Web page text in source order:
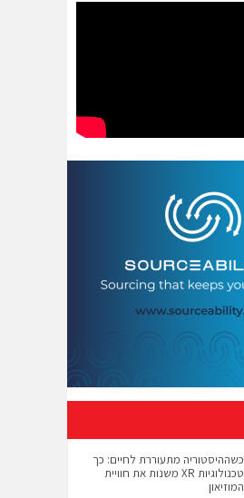
כשההיסטוריה מתעוררת לחיים: כך
טכנולוגיות XR משנות את חוויית
המוזיאון